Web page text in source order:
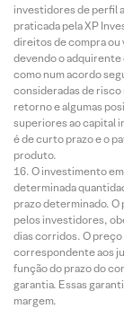
investidores de perfil
praticada pela XP
direitos de compra ou
devendo o adquirente
como num acordo
consideradas de
retorno e algumas
superiores ao capital
é de curto prazo e o
produto.
O investimento
determinada
prazo determinado.
pelos investidores,
dias corridos. O preço
correspondente aos
função do prazo do
garantia. Essas
margem.